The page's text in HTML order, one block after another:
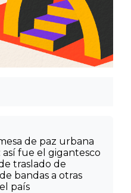
de paz urbana
así fue el gigantesco
traslado de
bandas a otras
país